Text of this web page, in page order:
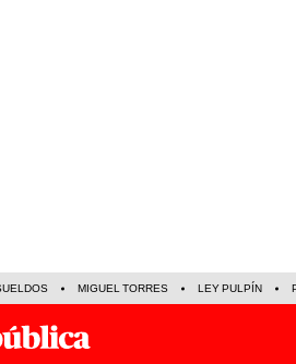
MIGUEL TORRES LEY PULPÍN